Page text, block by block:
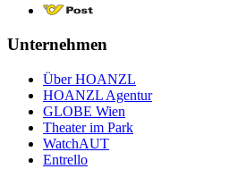
Unternehmen
Über HOANZL
HOANZL Agentur
GLOBE Wien
Theater im Park
WatchAUT
Entrello